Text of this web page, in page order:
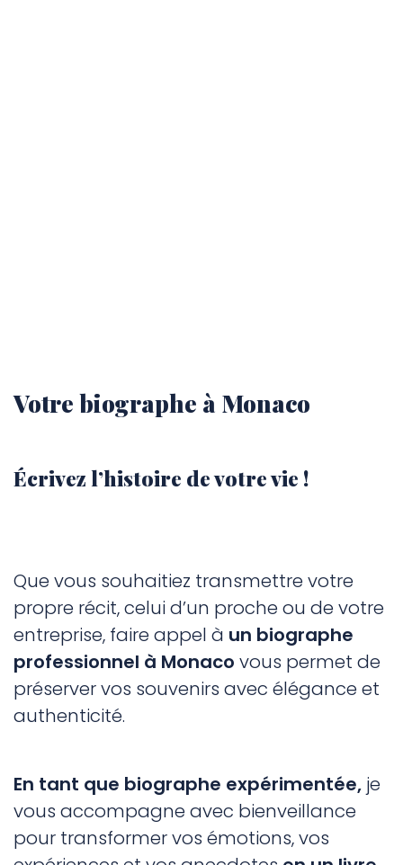
Votre biographe à Monaco
Écrivez l’histoire de votre vie !
Que vous souhaitiez transmettre votre
propre récit, celui d’un proche ou de votre
entreprise, faire appel à un biographe
professionnel à Monaco vous permet de
préserver vos souvenirs avec élégance et
authenticité.
En tant que biographe expérimentée, je
vous accompagne avec bienveillance
pour transformer vos émotions, vos